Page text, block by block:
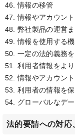
情報の移管
情報やアカウン
弊社製品の運営
情報を使用する
一定の法的義務
利用者情報をよ
情報やアカウン
利用者の情報を
グローバルなデ
法的要請への対応